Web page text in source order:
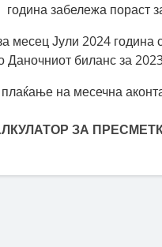
година забележа пораст
месец Јули 2024
Даночниот биланс за
на месечна
ЗА